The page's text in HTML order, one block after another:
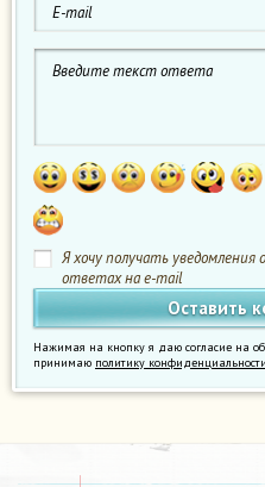
Я хочу получать уведомления
ответах на e-mail
Нажимая на кнопку я даю согласие на
принимаю политику конфиденциальности